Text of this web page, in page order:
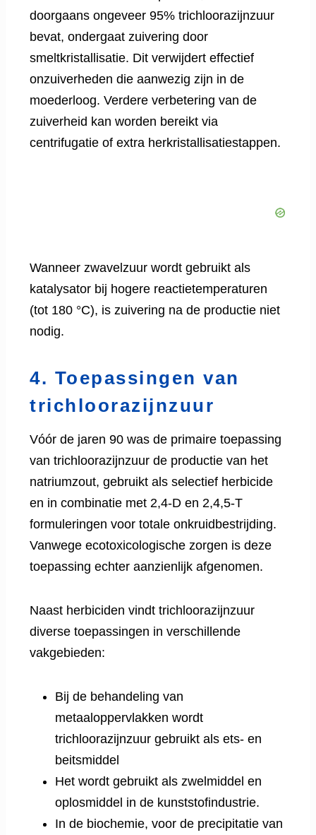
doorgaans ongeveer 95% trichloorazijnzuur
bevat, ondergaat zuivering door
smeltkristallisatie. Dit verwijdert effectief
onzuiverheden die aanwezig zijn in de
moederloog. Verdere verbetering van de
zuiverheid kan worden bereikt via
centrifugatie of extra herkristallisatiestappen.
Wanneer zwavelzuur wordt gebruikt als
katalysator bij hogere reactietemperaturen
(tot 180 °C), is zuivering na de productie niet
nodig.
4. Toepassingen van
trichloorazijnzuur
Vóór de jaren 90 was de primaire toepassing
van trichloorazijnzuur de productie van het
natriumzout, gebruikt als selectief herbicide
en in combinatie met 2,4-D en 2,4,5-T
formuleringen voor totale onkruidbestrijding.
Vanwege ecotoxicologische zorgen is deze
toepassing echter aanzienlijk afgenomen.
Naast herbiciden vindt trichloorazijnzuur
diverse toepassingen in verschillende
vakgebieden:
Bij de behandeling van
metaaloppervlakken wordt
trichloorazijnzuur gebruikt als ets- en
beitsmiddel
Het wordt gebruikt als zwelmiddel en
oplosmiddel in de kunststofindustrie.
In de biochemie, voor de precipitatie van